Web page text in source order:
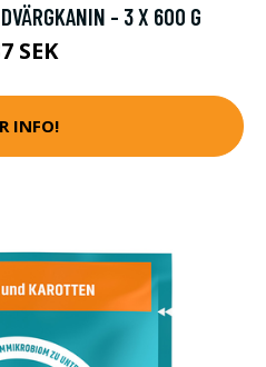
- 3 X 600 G
SEK
INFO!